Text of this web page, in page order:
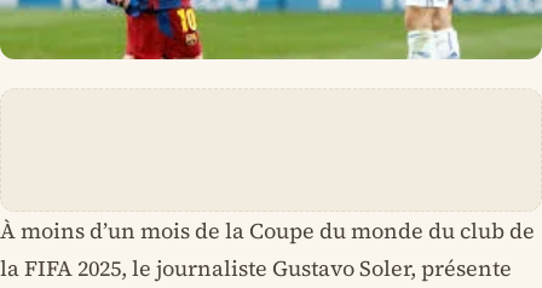
À moins d’un mois de la Coupe du monde du club de
la FIFA 2025, le journaliste Gustavo Soler, présente